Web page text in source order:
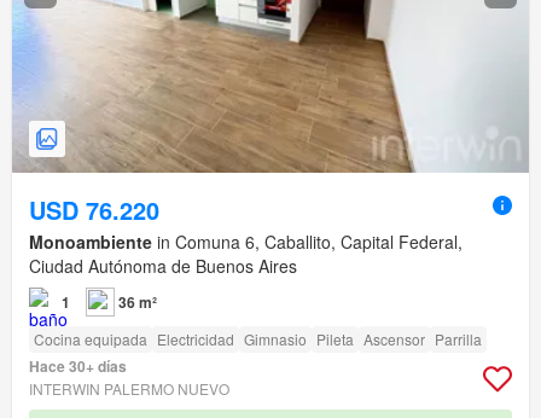
USD 76.220
Monoambiente in Comuna 6, Caballito, Capital Federal,
Ciudad Autónoma de Buenos Aires
1 36 m²
Cocina equipada Electricidad Gimnasio Pileta Ascensor Parrilla
Hace 30+ días
INTERWIN PALERMO NUEVO